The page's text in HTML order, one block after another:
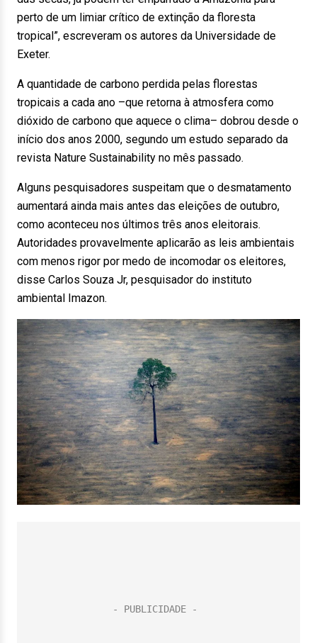
perto de um limiar crítico de extinção da floresta
tropical”, escreveram os autores da Universidade de
Exeter.
A quantidade de carbono perdida pelas florestas
tropicais a cada ano –que retorna à atmosfera como
dióxido de carbono que aquece o clima– dobrou desde o
início dos anos 2000, segundo um estudo separado da
revista Nature Sustainability no mês passado.
Alguns pesquisadores suspeitam que o desmatamento
aumentará ainda mais antes das eleições de outubro,
como aconteceu nos últimos três anos eleitorais.
Autoridades provavelmente aplicarão as leis ambientais
com menos rigor por medo de incomodar os eleitores,
disse Carlos Souza Jr, pesquisador do instituto
ambiental Imazon.